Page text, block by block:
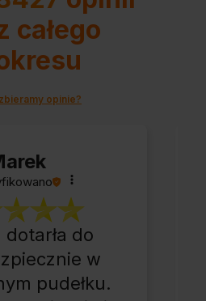
całego
opinie?
dotarła do
w
pudełku.